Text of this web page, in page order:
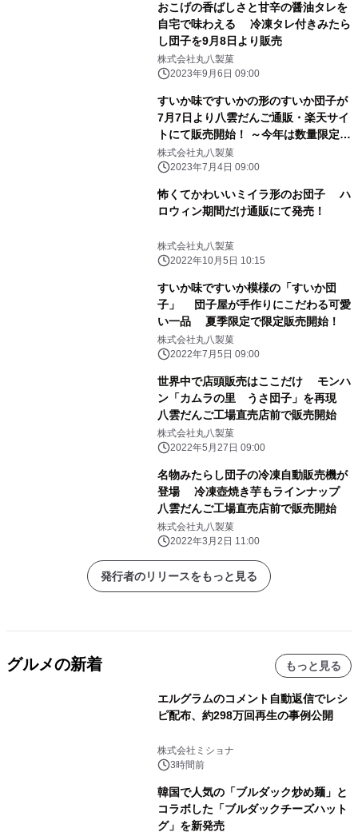
おこげの香ばしさと甘辛の醤油タレを
自宅で味わえる 冷凍タレ付きみたら
し団子を9月8日より販売
株式会社丸八製菓
2023年9月6日 09:00
すいか味ですいかの形のすいか団子が
7月7日より八雲だんご通販・楽天サイ
トにて販売開始！ ～今年は数量限定す
いか柄パッケージが登場～
株式会社丸八製菓
2023年7月4日 09:00
怖くてかわいいミイラ形のお団子 ハ
ロウィン期間だけ通販にて発売！
株式会社丸八製菓
2022年10月5日 10:15
すいか味ですいか模様の「すいか団
子」 団子屋が手作りにこだわる可愛
い一品 夏季限定で限定販売開始！
株式会社丸八製菓
2022年7月5日 09:00
世界中で店頭販売はここだけ モンハ
ン「カムラの里 うさ団子」を再現
八雲だんご工場直売店前で販売開始
株式会社丸八製菓
2022年5月27日 09:00
名物みたらし団子の冷凍自動販売機が
登場 冷凍壺焼き芋もラインナップ
八雲だんご工場直売店前で販売開始
株式会社丸八製菓
2022年3月2日 11:00
発行者のリリースをもっと見る
グルメの新着 もっと見る
エルグラムのコメント自動返信でレシ
ピ配布、約298万回再生の事例公開
株式会社ミショナ
3時間前
韓国で人気の「ブルダック炒め麺」と
コラボした「ブルダックチーズハット
グ」を新発売